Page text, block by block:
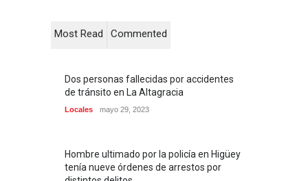
Most Read Commented
Dos personas fallecidas por accidentes
de tránsito en La Altagracia
Locales mayo 29, 2023
Hombre ultimado por la policía en Higüey
tenía nueve órdenes de arrestos por